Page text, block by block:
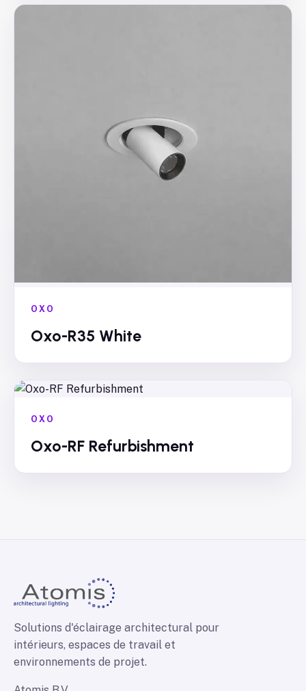
OXO
Oxo-R35 White
OXO
Oxo-RF Refurbishment
Solutions d'éclairage architectural pour
intérieurs, espaces de travail et
environnements de projet.